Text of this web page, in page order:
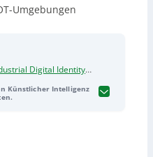
Umgebungen
Digital Identity
Systeme und soll so
Künstlicher Intelligenz